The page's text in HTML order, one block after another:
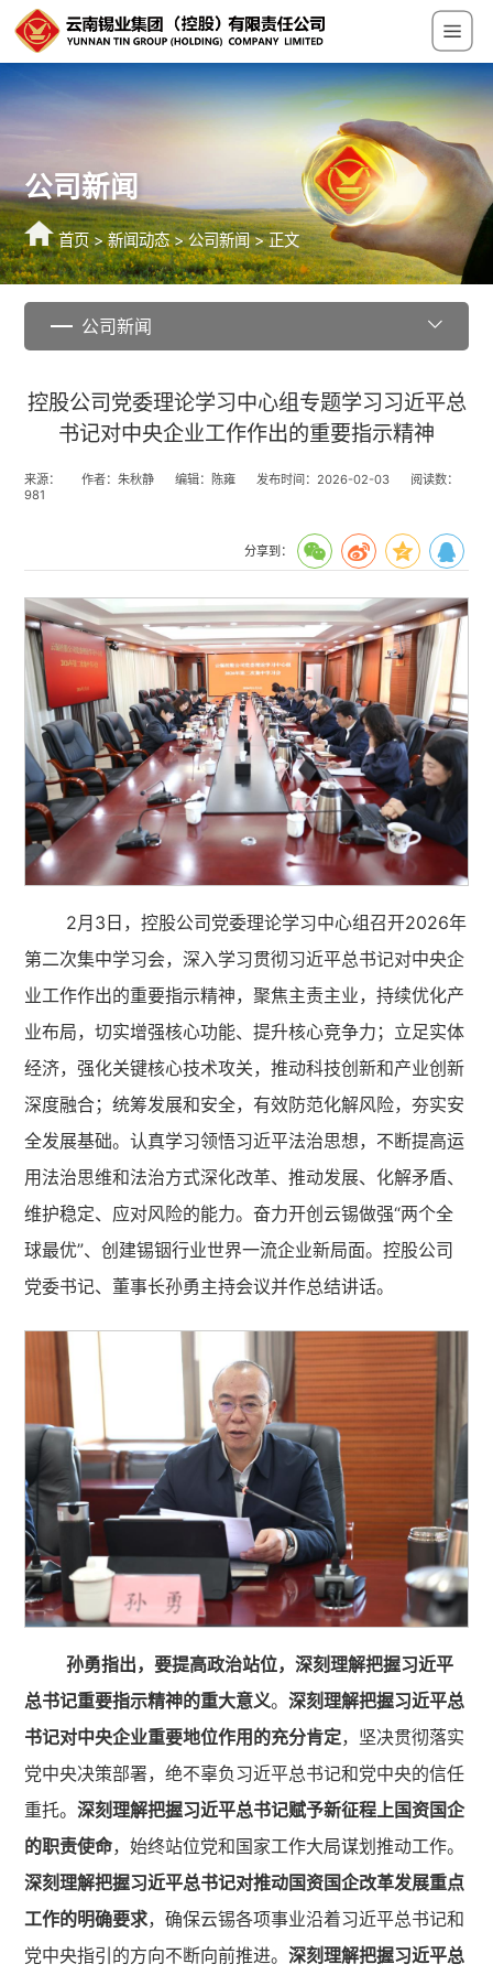
公司新闻
首页>新闻动态>公司新闻> 正文
公司新闻
控股公司党委理论学习中心组专题学习习近平总
书记对中央企业工作作出的重要指示精神
来源： 作者：朱秋静 编辑：陈雍 发布时间：2026-02-03
阅读数：
981
分享到：
2月3日，控股公司党委理论学习中心组召开2026年
第二次集中学习会，深入学习贯彻习近平总书记对中央企
业工作作出的重要指示精神，聚焦主责主业，持续优化产
业布局，切实增强核心功能、提升核心竞争力；立足实体
经济，强化关键核心技术攻关，推动科技创新和产业创新
深度融合；统筹发展和安全，有效防范化解风险，夯实安
全发展基础。认真学习领悟习近平法治思想，不断提高运
用法治思维和法治方式深化改革、推动发展、化解矛盾、
维护稳定、应对风险的能力。奋力开创云锡做强“两个全
球最优”、创建锡铟行业世界一流企业新局面。控股公司
党委书记、董事长孙勇主持会议并作总结讲话。
孙勇指出，要提高政治站位，深刻理解把握习近平
总书记重要指示精神的重大意义。深刻理解把握习近平总
书记对中央企业重要地位作用的充分肯定，坚决贯彻落实
党中央决策部署，绝不辜负习近平总书记和党中央的信任
重托。深刻理解把握习近平总书记赋予新征程上国资国企
的职责使命，始终站位党和国家工作大局谋划推动工作。
深刻理解把握习近平总书记对推动国资国企改革发展重点
工作的明确要求，确保云锡各项事业沿着习近平总书记和
党中央指引的方向不断向前推进。深刻理解把握习近平总